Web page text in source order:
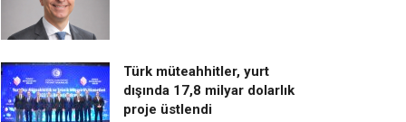
Türk müteahhitler, yurt
dışında 17,8 milyar dolarlık
proje üstlendi